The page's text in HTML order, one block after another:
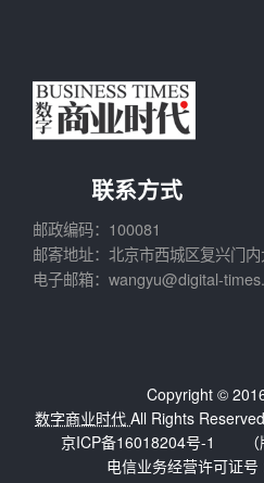
联系方式
邮政编码：100081
邮寄地址：北京市西城区复兴门
电子邮箱：wangyu@digital-
Copyright ©
数字商业时代 All Rights
京ICP备16018204号-1
电信业务经营许可证